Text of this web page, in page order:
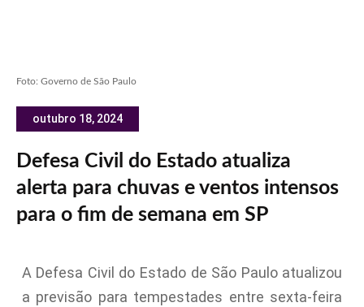
Foto: Governo de São Paulo
outubro 18, 2024
Defesa Civil do Estado atualiza
alerta para chuvas e ventos intensos
para o fim de semana em SP
A Defesa Civil do Estado de São Paulo atualizou
a previsão para tempestades entre sexta-feira